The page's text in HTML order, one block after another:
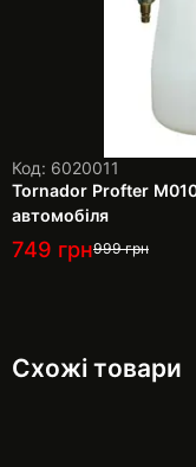
Код: 6020011
Tornador Profter
автомобіля
749 грн999грн
Схожі товари